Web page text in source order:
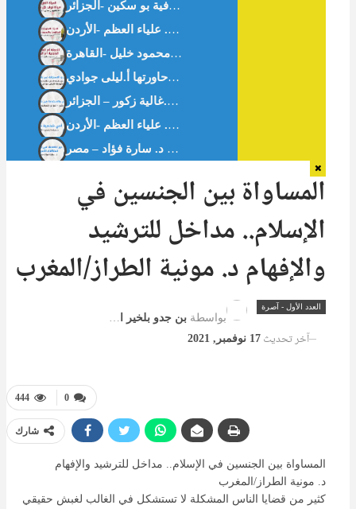
بين التحدي والاستجابة في بلاد المهجر – حوار مع -غالية زكور-أخصائية القلب. حاورتها أ.ليلى جوادي
بين التحدي والاستجابة في بلاد المهجر -د.غالية زكور – الجزائر
المساواة بين الجنسين في
الإسلام.. مداخل للترشيد
والإفهام د. مونية الطراز/المغرب
العدد الأول - آصرة
بواسطة بن جدو بلخير المشرف العام
آخر تحديث 17 نوفمبر, 2021
0
444
شارك
المساواة بين الجنسين في الإسلام.. مداخل للترشيد والإفهام
د. مونية الطراز/المغرب
كثير من قضايا الناس المشكلة لا تستشكل في الغالب لغبش حقيقي